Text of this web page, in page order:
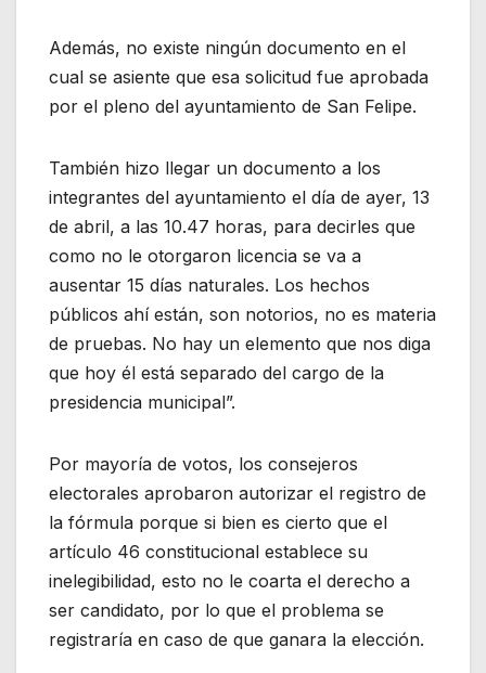
Además, no existe ningún documento en el
cual se asiente que esa solicitud fue aprobada
por el pleno del ayuntamiento de San Felipe.
También hizo llegar un documento a los
integrantes del ayuntamiento el día de ayer, 13
de abril, a las 10.47 horas, para decirles que
como no le otorgaron licencia se va a
ausentar 15 días naturales. Los hechos
públicos ahí están, son notorios, no es materia
de pruebas. No hay un elemento que nos diga
que hoy él está separado del cargo de la
presidencia municipal”.
Por mayoría de votos, los consejeros
electorales aprobaron autorizar el registro de
la fórmula porque si bien es cierto que el
artículo 46 constitucional establece su
inelegibilidad, esto no le coarta el derecho a
ser candidato, por lo que el problema se
registraría en caso de que ganara la elección.